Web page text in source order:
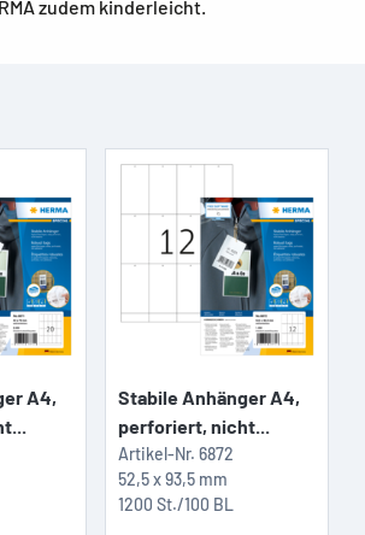
zudem kinderleicht.
A4,
Stabile Anhänger A4,
perforiert, nicht...
Artikel-Nr. 6872
52,5 x 93,5 mm
1200 St./100 BL